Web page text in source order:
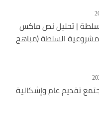
| تحليل نص ماكس
السلطة (مباهج
تقديم عام وإشكالية